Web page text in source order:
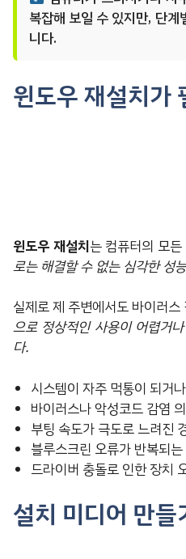
복잡해 보일 수 있지만, 단
니다.
윈도우 재설치가
윈도우 재설치는 컴퓨터의 모
로는 해결할 수 없는 심각한 성
실제로 제 주변에서도 바이러
으로 정상적인 사용이 어렵거
다.
시스템이 자주 먹통이 되거
바이러스나 악성코드 감염
부팅 속도가 극도로 느려진
블루스크린 오류가 반복되
드라이버 충돌로 인한 장치
설치 미디어 만